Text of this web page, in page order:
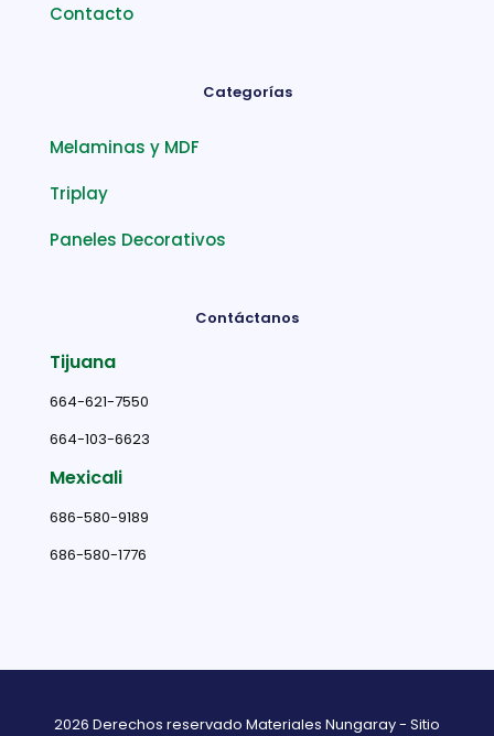
Contacto
Categorías
Melaminas y MDF
Triplay
Paneles Decorativos
Contáctanos
Tijuana
664-621-7550
664-103-6623
Mexicali
686-580-9189
686-580-1776
2026 Derechos reservado Materiales Nungaray - Sitio